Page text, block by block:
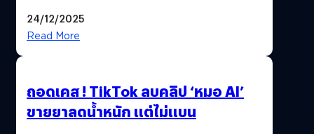
24/12/2025
Read More
ถอดเคส ! TikTok ลบคลิป ‘หมอ AI’
ขายยาลดน้ำหนัก แต่ไม่แบน